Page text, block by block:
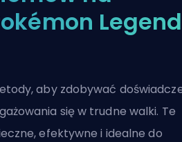
aby zdobywać
się w trudne walki. Te
efektywne i idealne do